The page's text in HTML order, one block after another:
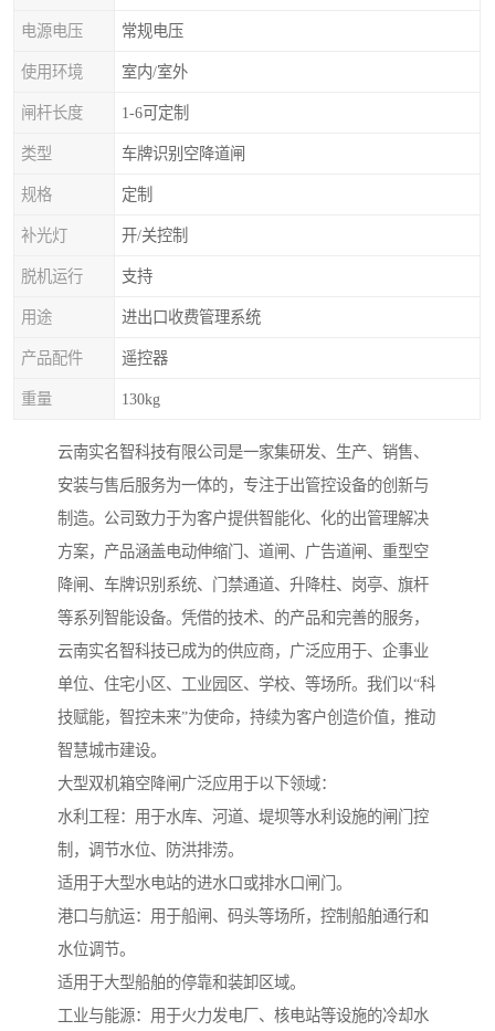
电源电压 常规电压
使用环境 室内/室外
闸杆长度 1-6可定制
类型 车牌识别空降道闸
规格 定制
补光灯 开/关控制
脱机运行 支持
用途 进出口收费管理系统
产品配件 遥控器
重量 130kg
云南实名智科技有限公司是一家集研发、生产、销售、
安装与售后服务为一体的，专注于出管控设备的创新与
制造。公司致力于为客户提供智能化、化的出管理解决
方案，产品涵盖电动伸缩门、道闸、广告道闸、重型空
降闸、车牌识别系统、门禁通道、升降柱、岗亭、旗杆
等系列智能设备。凭借的技术、的产品和完善的服务，
云南实名智科技已成为的供应商，广泛应用于、企事业
单位、住宅小区、工业园区、学校、等场所。我们以“科
技赋能，智控未来”为使命，持续为客户创造价值，推动
智慧城市建设。
大型双机箱空降闸广泛应用于以下领域：
水利工程：用于水库、河道、堤坝等水利设施的闸门控
制，调节水位、防洪排涝。
适用于大型水电站的进水口或排水口闸门。
港口与航运：用于船闸、码头等场所，控制船舶通行和
水位调节。
适用于大型船舶的停靠和装卸区域。
工业与能源：用于火力发电厂、核电站等设施的冷却水